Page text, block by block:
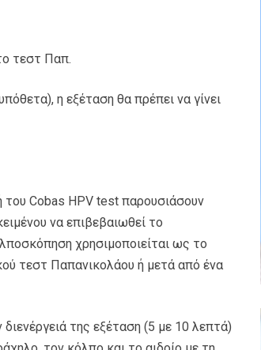
τεστ Παπ.
η εξέταση θα πρέπει να γίνει
Cobas HPV test παρουσιάσουν
να επιβεβαιωθεί το
χρησιμοποιείται ως το
τεστ Παπανικολάου ή μετά από ένα
της εξέταση (5 με 10 λεπτά)